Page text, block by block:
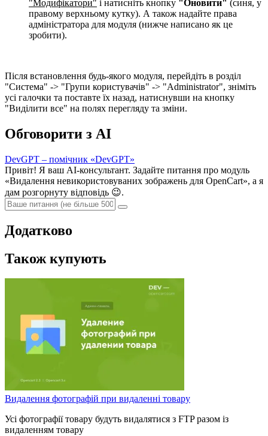
"Модифікатори" і натисніть кнопку "Оновити" (синя, у
правому верхньому кутку). А також надайте права
адміністратора для модуля (нижче написано як це
зробити).
Після встановлення будь-якого модуля, перейдіть в розділ
"Система" -> "Групи користувачів" -> "Administrator", зніміть
усі галочки та поставте їх назад, натиснувши на кнопку
"Виділити все" на полях перегляду та зміни.
Обговорити з AI
DevGPT – помічник «DevGPT»
Привіт! Я ваш AI-консультант. Задайте питання про модуль
«Видалення невикористовуваних зображень для OpenCart», а я
дам розгорнуту відповідь 😉.
Додатково
Також купують
Видалення фотографій при видаленні товару
Усі фотографії товару будуть видалятися з FTP разом із
видаленням товару